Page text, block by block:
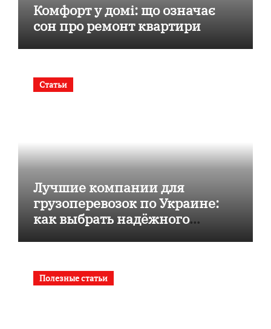
Комфорт у домі: що означає
сон про ремонт квартири
Статьи
Лучшие компании для
грузоперевозок по Украине:
как выбрать надёжного
Полезные статьи